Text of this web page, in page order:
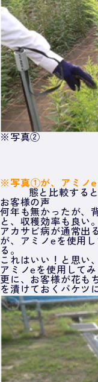
※写真②
※写真①が、アミノe
態と比較する
お客様の声
何年も無かったが、
と、収穫効率も良い。
アカサビ病が通常出
が、アミノeを使用
る。
これはいい！と思い
アミノeを使用してみ
更に、お客様が花も
を漬けておくバケツ